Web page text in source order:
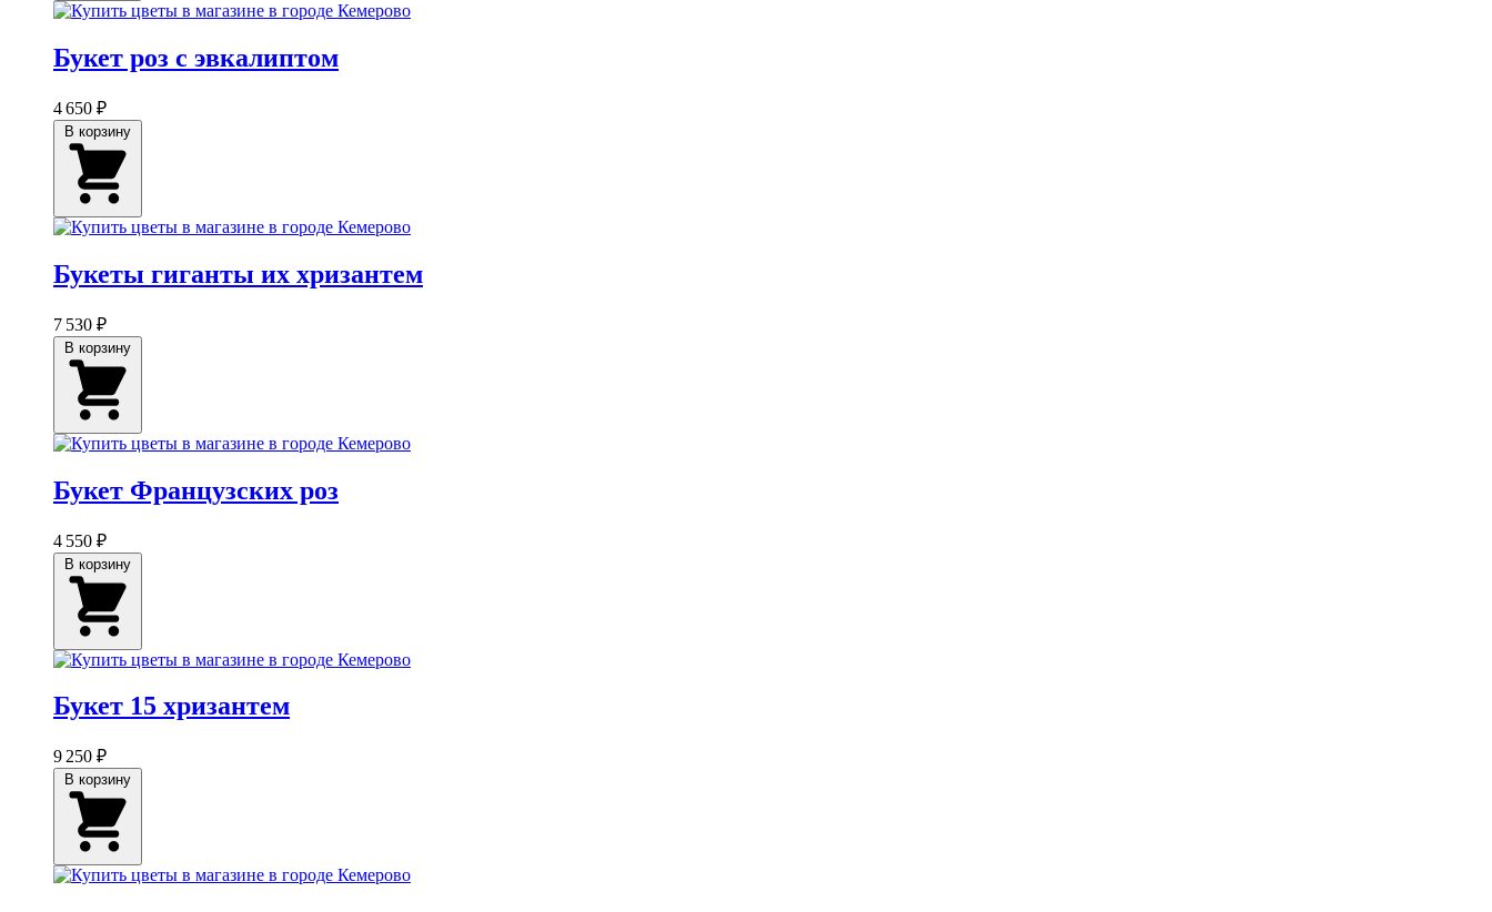
Букет роз с эвкалиптом
4 650 ₽
Букеты гиганты их хризантем
7 530 ₽
Букет Французских роз
4 550 ₽
Букет 15 хризантем
9 250 ₽